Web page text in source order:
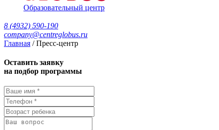
Образовательный центр
8 (4932) 590-190
company@centreglobus.ru
Главная /Пресс-центр
Оставить заявку
на подбор программы